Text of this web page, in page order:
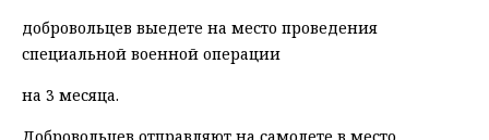
добровольцев выедете на место проведения
специальной военной операции
на 3 месяца.